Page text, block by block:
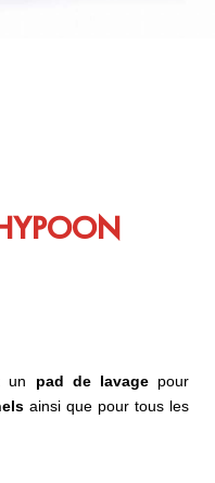
pad de lavage pour
ainsi que pour tous les